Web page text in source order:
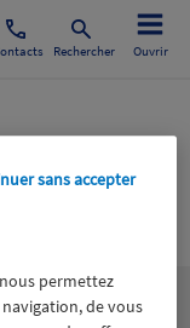
Rechercher Ouvrir
permettez
de vous
sans accepter